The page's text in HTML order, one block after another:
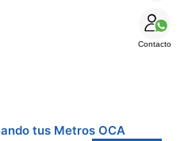
Contacto
tus Metros OCA